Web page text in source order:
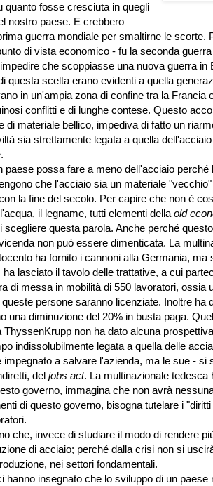
quanto fosse cresciuta in quegli
nostro paese. E crebbero
guerra mondiale per smaltirne le scorte.
di vista economico - fu la seconda
che scoppiasse una nuova guerra in
questa scelta erano evidenti a quella
in un'ampia zona di confine tra la Francia
conflitti e di lunghe contese. Questo
materiale bellico, impediva di fatto un
sia strettamente legata a quella
possa fare a meno dell'acciaio
che l'acciaio sia un materiale
la fine del secolo. Per capire che non è
il legname, tutti elementi della old
questa parola. Anche perché
non può essere dimenticata. La
ha fornito i cannoni alla Germania,
lasciato il tavolo delle trattative, a cui
di messa in mobilità di 550 lavoratori, ossia
persone saranno licenziate. Inoltre ha
una diminuzione del 20% in busta paga.
non ha dato alcuna
indissolubilmente legata a quella delle
a salvare l'azienda, ma le sue - si
del jobs act. La multinazionale tedesca
governo, immagina che non avrà
di questo governo, bisogna tutelare i
che, invece di studiare il modo di rendere
di acciaio; perché dalla crisi non si
nei settori fondamentali.
insegnato che lo sviluppo di un